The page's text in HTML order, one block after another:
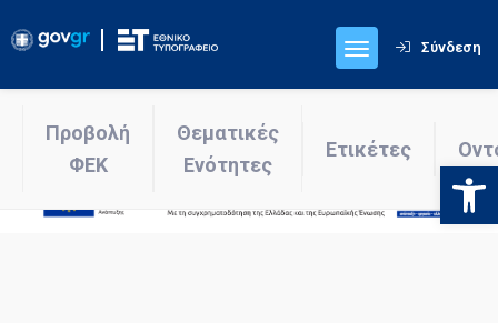
Σύνδεση
Προβολή
ΦΕΚ
Θεματικές
Ενότητες
Ετικέτες